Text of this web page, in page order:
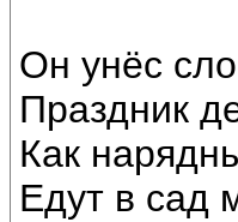
Он унёс
Праздник
Как
Едут в сад